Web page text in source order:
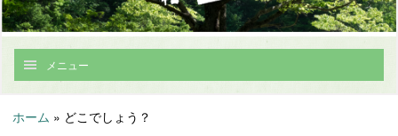
メニュー
ホーム » どこでしょう？